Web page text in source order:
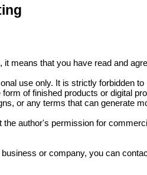
it means that you have read and
use only. It is strictly forbidden
of finished products or digital
or any terms that can generate
the author's permission for
or company, you can